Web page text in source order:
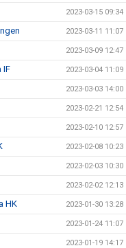
2023-03-15 09:34
2023-03-11 11:07
2023-03-09 12:47
IF 2023-03-04 11:09
2023-03-03 14:00
2023-02-21 12:54
2023-02-10 12:57
2023-02-08 10:23
2023-02-03 10:30
2023-02-02 12:13
HK 2023-01-30 13:28
2023-01-24 11:07
2023-01-19 14:17